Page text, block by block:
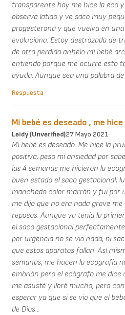
transparente hoy me hice la eco
observa latido y ve saco muy
progesterona y que vuelva en
evoluciona. Estoy destrozada de
de otra perdida anhelo mi bebé
entiendo porque me ocurre esto
ayuda. Aunque sea una palabra
Respuesta
Mi bebé es deseado , me hice
Leidy (unverified)27 Mayo 2021
Mi bebé es deseado. Me hice la
positiva, peso mi ansiedad por
las 4 semanas me hicieron la
buen estado el saco gestacional,
manchado color marrón y fui por
me dijo que no era nada grave
reposos. Aunque ya tenía la
el saco gestacional
por urgencia no se vio nada, ni
que estos aparatos fallan. Así
semanas, me hacen la ecografía
embrión pero el ecógrafo me dice
me asusté y lloré mucho, pero
esperar ya que si se vio que el
de Dios...